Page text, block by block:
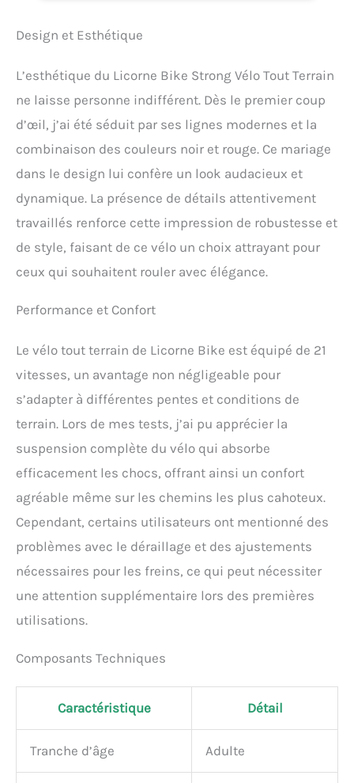
qualité supérieure : grâce à
son dérailleur optimisé,
vous bénéficierez d'un
confort de conduite
transmission nette et
souple. Vous êtes donc
destination quelles que
soient les conditions
vous recevrez un kit
d'outils pour une
valeurs intrinsèques.
Grâce à leur design
moderne et unique, ces
vélos de qualité supérieure
attirent l'attention dans
Grâce à ses couleurs vives,
le vélo Licorne ne passera
de qualité supérieure : ce
vélo est doté d'un cadre en
afin que vous puissiez
l'utiliser dans n'importe
le vélo est pré-monté à 85
directement après un
des vitesses. - - - -
Design et Esthétique
L’esthétique du Licorne Bike Strong Vélo Tout Terrain
ne laisse personne indifférent. Dès le premier coup
d’œil, j’ai été séduit par ses lignes modernes et la
combinaison des couleurs noir et rouge. Ce mariage
dans le design lui confère un look audacieux et
dynamique. La présence de détails attentivement
travaillés renforce cette impression de robustesse et
de style, faisant de ce vélo un choix attrayant pour
ceux qui souhaitent rouler avec élégance.
Performance et Confort
Le vélo tout terrain de Licorne Bike est équipé de 21
vitesses, un avantage non négligeable pour
s’adapter à différentes pentes et conditions de
terrain. Lors de mes tests, j’ai pu apprécier la
suspension complète du vélo qui absorbe
efficacement les chocs, offrant ainsi un confort
agréable même sur les chemins les plus cahoteux.
Cependant, certains utilisateurs ont mentionné des
problèmes avec le déraillage et des ajustements
nécessaires pour les freins, ce qui peut nécessiter
une attention supplémentaire lors des premières
utilisations.
Composants Techniques
Caractéristique Détail
Tranche d’âge Adulte